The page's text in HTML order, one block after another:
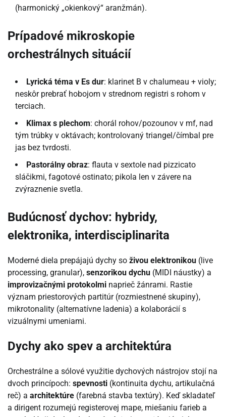
(harmonický „okienkový“ aranžmán).
Prípadové mikroskopie
orchestrálnych situácií
Lyrická téma v Es dur: klarinet B v chalumeau + violy;
neskôr prebrať hobojom v strednom registri s rohom v
terciach.
Klimax s plechom: chorál rohov/pozounov v mf, nad
tým trúbky v oktávach; kontrolovaný triangel/čímbal pre
jas bez tvrdosti.
Pastorálny obraz: flauta v sextole nad pizzicato
sláčikmi, fagotové ostinato; pikola len v závere na
zvýraznenie svetla.
Budúcnosť dychov: hybridy,
elektronika, interdisciplinarita
Moderné diela prepájajú dychy so živou elektronikou (live
processing, granular), senzorikou dychu (MIDI náustky) a
improvizačnými protokolmi naprieč žánrami. Rastie
význam priestorových partitúr (rozmiestnené skupiny),
mikrotonality (alternatívne ladenia) a kolaborácií s
vizuálnymi umeniami.
Dychy ako spev a architektúra
Orchestrálne a sólové využitie dychových nástrojov stojí na
dvoch princípoch: spevnosti (kontinuita dychu, artikulačná
reč) a architektúre (farebná stavba textúry). Keď skladateľ
a dirigent rozumejú registerovej mape, miešaniu farieb a